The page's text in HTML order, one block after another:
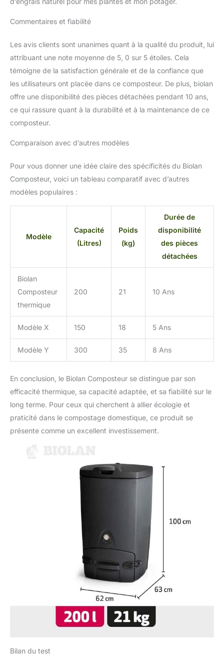
B08M46HXMY
200 l, hauteur : 101 cm,
poids à vide : 22 kg
Commentaires et fiabilité
Les avis clients sont unanimes quant à la qualité du produit, lui
attribuant une note moyenne de 5, 0 sur 5 étoiles. Cela
témoigne de la satisfaction générale et de la confiance que
les utilisateurs ont placée dans ce composteur. De plus, biolan
offre une disponibilité des pièces détachées pendant 10 ans,
ce qui rassure quant à la durabilité et à la maintenance de ce
composteur.
Comparaison avec d’autres modèles
Pour vous donner une idée claire des spécificités du Biolan
Composteur, voici un tableau comparatif avec d’autres
modèles populaires :
Modèle
Capacité
(Litres)
Poids
(kg)
Durée de
disponibilité
des pièces
détachées
Biolan
Composteur
thermique
200 21 10 Ans
Modèle X 150 18 5 Ans
Modèle Y 300 35 8 Ans
En conclusion, le Biolan Composteur se distingue par son
efficacité thermique, sa capacité adaptée, et sa fiabilité sur le
long terme. Pour ceux qui cherchent à allier écologie et
praticité dans le compostage domestique, ce produit se
présente comme un excellent investissement.
Bilan du test